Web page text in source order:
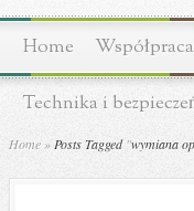
Home
Technika i
Home » Posts Tagged"wymiana